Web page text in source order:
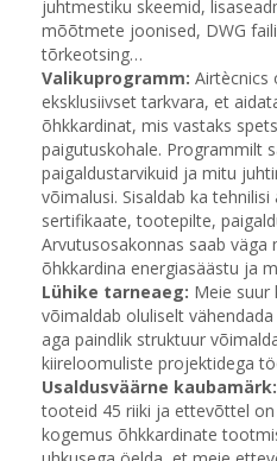
juhtmestiku skeemid,
mõõtmete joonised, DWG
tõrkeotsing…
Valikuprogramm: Airtècnics
eksklusiivset tarkvara, et
õhkkardinat, mis vastaks
paigutuskohale. Programmilt
paigaldustarvikuid ja mitu
võimalusi. Sisaldab ka
sertifikaate, tootepilte,
Arvutusosakonnas saab
õhkkardina energiasäästu ja
Lühike tarneaeg: Meie suur
võimaldab oluliselt
aga paindlik struktuur
kiireloomuliste projektidega
Usaldusväärne kaubamärk:
tooteid 45 riiki ja ettevõttel
kogemus õhkkardinate